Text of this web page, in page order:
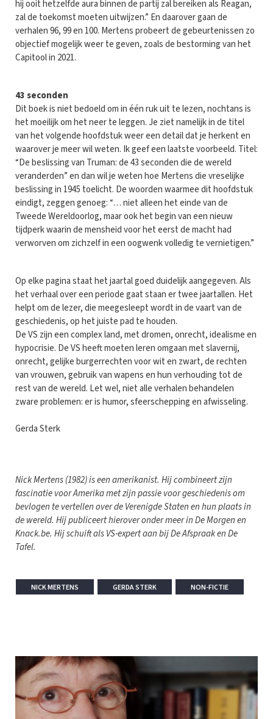
hij ooit hetzelfde aura binnen de partij zal bereiken als Reagan,
zal de toekomst moeten uitwijzen.” En daarover gaan de
verhalen 96, 99 en 100. Mertens probeert de gebeurtenissen zo
objectief mogelijk weer te geven, zoals de bestorming van het
Capitool in 2021.
43 seconden
Dit boek is niet bedoeld om in één ruk uit te lezen, nochtans is
het moeilijk om het neer te leggen. Je ziet namelijk in de titel
van het volgende hoofdstuk weer een detail dat je herkent en
waarover je meer wil weten. Ik geef een laatste voorbeeld. Titel:
“De beslissing van Truman: de 43 seconden die de wereld
veranderden” en dan wil je weten hoe Mertens die vreselijke
beslissing in 1945 toelicht. De woorden waarmee dit hoofdstuk
eindigt, zeggen genoeg: “… niet alleen het einde van de
Tweede Wereldoorlog, maar ook het begin van een nieuw
tijdperk waarin de mensheid voor het eerst de macht had
verworven om zichzelf in een oogwenk volledig te vernietigen.”
Op elke pagina staat het jaartal goed duidelijk aangegeven. Als
het verhaal over een periode gaat staan er twee jaartallen. Het
helpt om de lezer, die meegesleept wordt in de vaart van de
geschiedenis, op het juiste pad te houden.
De VS zijn een complex land, met dromen, onrecht, idealisme en
hypocrisie. De VS heeft moeten leren omgaan met slavernij,
onrecht, gelijke burgerrechten voor wit en zwart, de rechten
van vrouwen, gebruik van wapens en hun verhouding tot de
rest van de wereld. Let wel, niet alle verhalen behandelen
zware problemen: er is humor, sfeerschepping en afwisseling.
Gerda Sterk
Nick Mertens (1982) is een amerikanist. Hij combineert zijn
fascinatie voor Amerika met zijn passie voor geschiedenis om
bevlogen te vertellen over de Verenigde Staten en hun plaats in
de wereld. Hij publiceert hierover onder meer in De Morgen en
Knack.be. Hij schuift als VS-expert aan bij De Afspraak en De
Tafel.
NICK MERTENS GERDA STERK NON-FICTIE